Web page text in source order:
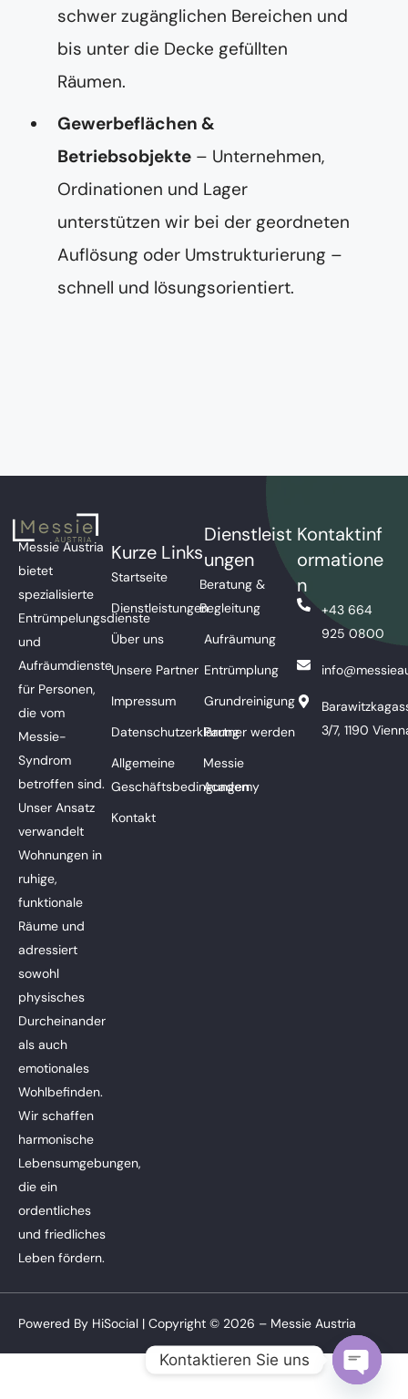
schwer zugänglichen Bereichen und
bis unter die Decke gefüllten
Räumen.
Gewerbeflächen &
Betriebsobjekte – Unternehmen,
Ordinationen und Lager
unterstützen wir bei der geordneten
Auflösung oder Umstrukturierung –
schnell und lösungsorientiert.
Messie Austria
bietet
spezialisierte
Entrümpelungsdienste
und
Aufräumdienste
für Personen,
die vom
Messie-
Syndrom
betroffen sind.
Unser Ansatz
verwandelt
Wohnungen in
ruhige,
funktionale
Räume und
adressiert
sowohl
physisches
Durcheinander
als auch
emotionales
Wohlbefinden.
Wir schaffen
harmonische
Lebensumgebungen,
die ein
ordentliches
und friedliches
Leben fördern.
Kurze Links
Startseite
Dienstleistungen
Über uns
Unsere Partner
Impressum
Datenschutzerklärung
Allgemeine
Geschäftsbedingungen
Kontakt
Dienstleist
ungen
Beratung &
Begleitung
Aufräumung
Entrümplung
Grundreinigung
Partner werden
Messie
Academy
Kontaktinf
ormatione
n
+43 664
925 0800
3/7, 1190
Powered By HiSocial | Copyright © 2026 – Messie Austria
Kontaktieren Sie uns